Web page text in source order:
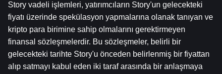
Story vadeli işlemleri, yatırımcıların Story'un gelecekteki
fiyatı üzerinde spekülasyon yapmalarına olanak tanıyan ve
kripto para birimine sahip olmalarını gerektirmeyen
finansal sözleşmelerdir. Bu sözleşmeler, belirli bir
gelecekteki tarihte Story'u önceden belirlenmiş bir fiyattan
alıp satmayı kabul eden iki taraf arasında bir anlaşmaya